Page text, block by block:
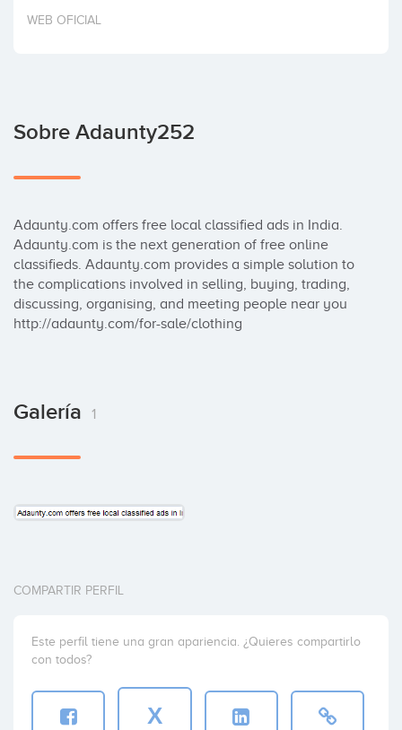
Invertir
WEB OFICIAL
Sobre Adaunty252
Adaunty.com offers free local classified ads in India.
Adaunty.com is the next generation of free online
classifieds. Adaunty.com provides a simple solution to
the complications involved in selling, buying, trading,
discussing, organising, and meeting people near you
http://adaunty.com/for-sale/clothing
Galería 1
COMPARTIR PERFIL
Este perfil tiene una gran apariencia. ¿Quieres compartirlo
con todos?
X